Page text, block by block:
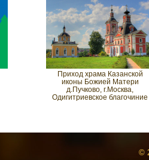
Приход храма Казанской
иконы Божией Матери
д.Пучково, г.Москва,
Одигитриевское благочиние
©